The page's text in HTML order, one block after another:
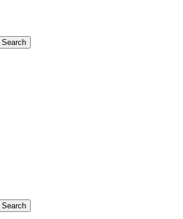
Search
Search